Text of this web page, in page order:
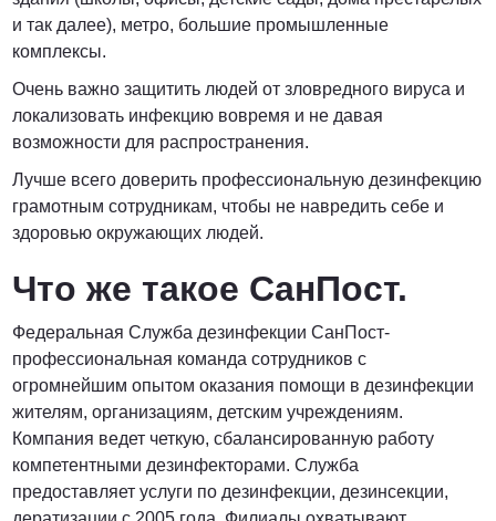
и так далее), метро, большие промышленные
комплексы.
Очень важно защитить людей от зловредного вируса и
локализовать инфекцию вовремя и не давая
возможности для распространения.
Лучше всего доверить профессиональную дезинфекцию
грамотным сотрудникам, чтобы не навредить себе и
здоровью окружающих людей.
Что же такое СанПост.
Федеральная Служба дезинфекции СанПост-
профессиональная команда сотрудников с
огромнейшим опытом оказания помощи в дезинфекции
жителям, организациям, детским учреждениям.
Компания ведет четкую, сбалансированную работу
компетентными дезинфекторами. Служба
предоставляет услуги по дезинфекции, дезинсекции,